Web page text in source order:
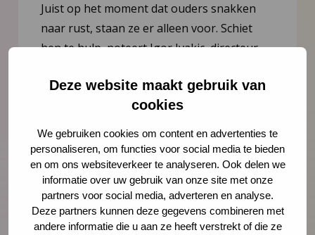
Deze website maakt gebruik van
cookies
We gebruiken cookies om content en advertenties te
personaliseren, om functies voor social media te bieden
en om ons websiteverkeer te analyseren. Ook delen we
informatie over uw gebruik van onze site met onze
partners voor social media, adverteren en analyse.
Deze partners kunnen deze gegevens combineren met
andere informatie die u aan ze heeft verstrekt of die ze
Juist op het moment dat ouders snakken
naar rust, staan ze er alleen voor. Schiet
hen te hulp, noteert Igor Ivakic, directeur-
Jeugdgezondheid.
Lees meer